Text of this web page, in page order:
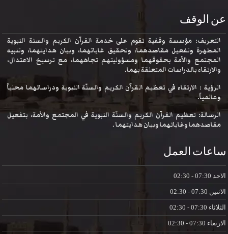
عن الوقف
التعريف: مؤسسة وقفية تقوم على خدمة القرآن الكريم والسنة النبوية
المطهرة وتفعيل مقاصدهما، وتحقيق غاياتهما، وبيان هدايتهما، وتنبيه
المجتمع والأمة بحقوقهما ومسؤوليتهم تجاههما، مع ترسيخ الاعتدال،
والارتقاء بالدراسات المتعلقة بهما.
الرؤية : الارتقاء في تعظيم القرآن الكريم والسنّة النبوية ودراساتهما محلياً
وعالمياً.
الرسالة: تعظيم القرآن الكريم والسنّة النبوية في المجتمع والأمة، بتفعيل
مقاصدهما وغاياتهما وبيان هدايتهما .
ساعات العمل
الاحد
الاثنين
الثلاثاء
الاربعاء